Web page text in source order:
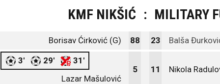
KMF NIKŠIĆ : MILITARY
Borisav Ćirković (G) 88 23 Balša
3' 29'
31'
Lazar Mašulović
5 11 Nikola